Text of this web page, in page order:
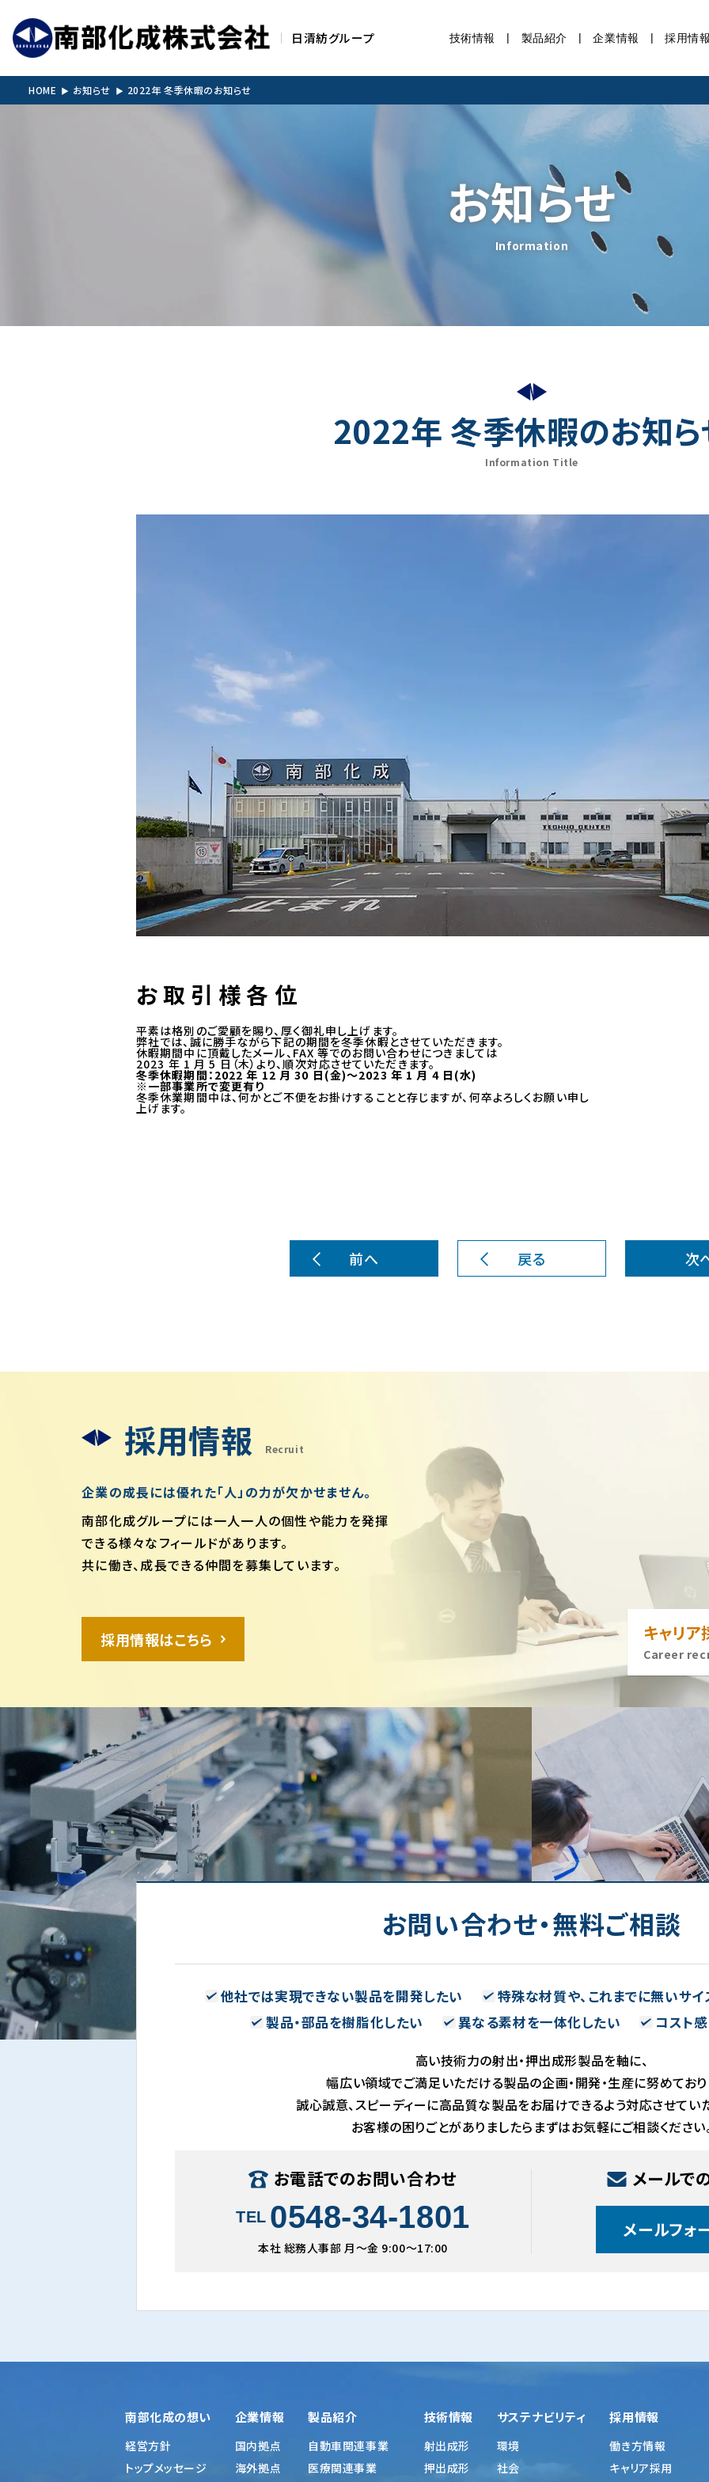
日清紡グループ 技術情報 製品紹介 企業情報 採用情
HOME お知らせ 2022年 冬季休暇のお知らせ
お知らせ
Information
2022年 冬季休暇のお知ら
Information Title
お 取 引 様 各 位
平素は格別のご愛顧を賜り、厚く御礼申し上げます。
弊社では、誠に勝手ながら下記の期間を冬季休暇とさせていただきます。
休暇期間中に頂戴したメール、FAX 等でのお問い合わせにつきましては
2023 年 1 月 5 日（木）より、順次対応させていただきます。
冬季休暇期間：2022 年 12 月 30 日(金)～2023 年 1 月 4 日(水)
※一部事業所で変更有り
冬季休業期間中は、何かとご不便をお掛けすることと存じますが、何卒よろしくお願い申し
上げます。
前へ 戻る 次
採用情報 Recruit
企業の成長には優れた「人」の力が欠かせません。
南部化成グループには一人一人の個性や能力を発揮
できる様々なフィールドがあります。
共に働き、成長できる仲間を募集しています。
採用情報はこちら キャリア
Career
お問い合わせ・無料ご相談
他社では実現できない製品を開発したい
特殊な材質や、これまでに無いサ
製品・部品を樹脂化したい
異なる素材を一体化したい コスト
高い技術力の射出・押出成形製品を軸に、
幅広い領域でご満足いただける製品の企画・開発・生産に努めており
誠心誠意、スピーディーに高品質な製品をお届けできるよう対応させてい
お客様の困りごとがありましたらまずはお気軽にご相談ください
お電話でのお問い合わせ
TEL 0548-34-1801
本社 総務人事部 月〜金 9:00〜17:00
メールで
メールフォ
南部化成の想い
経営方針
トップメッセージ
企業情報
国内拠点
海外拠点
製品紹介
自動車関連事業
医療関連事業
技術情報
射出成形
押出成形
サステナビリティ
環境
社会
採用情報
働き方情報
キャリア採用